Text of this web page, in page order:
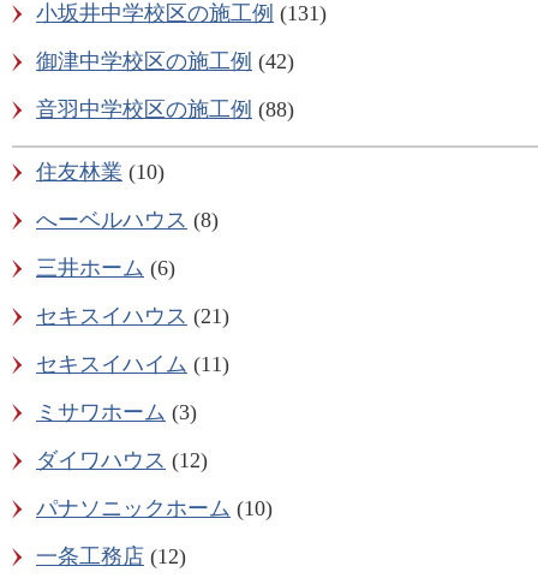
小坂井中学校区の施工例 (131)
御津中学校区の施工例 (42)
音羽中学校区の施工例 (88)
住友林業 (10)
へーベルハウス (8)
三井ホーム (6)
セキスイハウス (21)
セキスイハイム (11)
ミサワホーム (3)
ダイワハウス (12)
パナソニックホーム (10)
一条工務店 (12)